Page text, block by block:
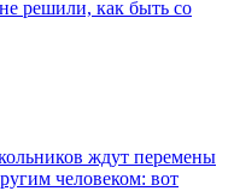
решили, как быть со
ждут перемены
человеком: вот